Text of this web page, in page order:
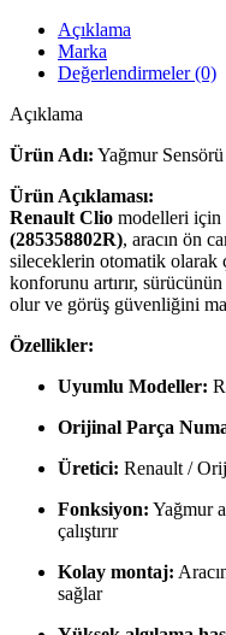
Açıklama
Marka
Değerlendirmeler (0)
Açıklama
Ürün Adı: Yağmur
Ürün Açıklaması:
Renault Clio modelleri için
(285358802R), aracın ön
sileceklerin otomatik olarak
konforunu artırır,
olur ve görüş güvenliğini
Özellikler:
Uyumlu Modeller:
Orijinal Parça
Üretici: Renault /
Fonksiyon: Yağmur
çalıştırır
Kolay montaj:
sağlar